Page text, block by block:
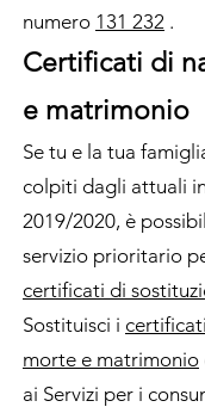
numero 131 232 .
Certificati di
e matrimonio
Se tu e la tua
colpiti dagli attuali
2019/2020, è
servizio prioritario
certificati di
Sostituisci i
morte e matrimonio
ai Servizi per i